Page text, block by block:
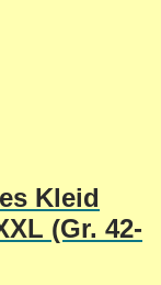
Kleid
(Gr. 42-